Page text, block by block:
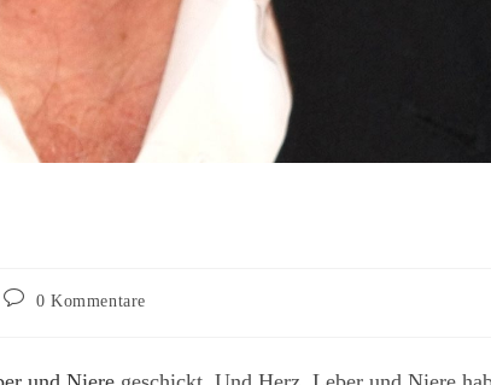
Beitrags-0 Kommentare